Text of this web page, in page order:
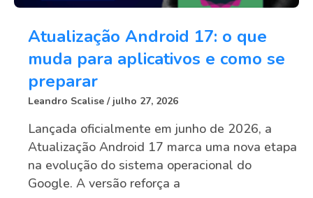
Atualização Android 17: o que
muda para aplicativos e como se
preparar
Leandro Scalise julho 27, 2026
Lançada oficialmente em junho de 2026, a
Atualização Android 17 marca uma nova etapa
na evolução do sistema operacional do
Google. A versão reforça a